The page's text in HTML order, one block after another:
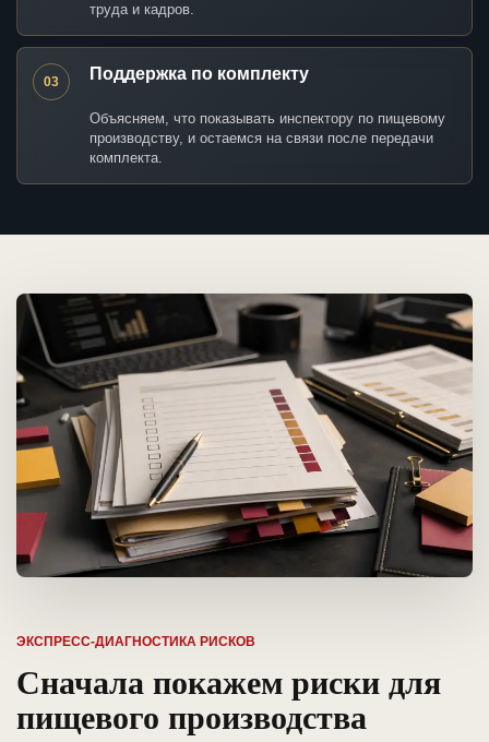
труда и кадров.
03 Поддержка по комплекту
Объясняем, что показывать инспектору по пищевому
производству, и остаемся на связи после передачи
комплекта.
ЭКСПРЕСС-ДИАГНОСТИКА РИСКОВ
Сначала покажем риски для
пищевого производства